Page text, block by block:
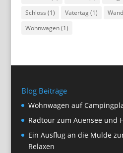
Schloss (1) Vatertag(1)
Wohnwagen(1)
Blog Beiträge
Wohnwagen auf
Radtour zum Auensee und
Ein Ausflug an die Mulde
Relaxen